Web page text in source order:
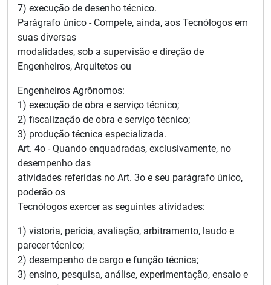
7) execução de desenho técnico.
Parágrafo único - Compete, ainda, aos Tecnólogos em
suas diversas
modalidades, sob a supervisão e direção de
Engenheiros, Arquitetos ou
Engenheiros Agrônomos:
1) execução de obra e serviço técnico;
2) fiscalização de obra e serviço técnico;
3) produção técnica especializada.
Art. 4o - Quando enquadradas, exclusivamente, no
desempenho das
atividades referidas no Art. 3o e seu parágrafo único,
poderão os
Tecnólogos exercer as seguintes atividades:
1) vistoria, perícia, avaliação, arbitramento, laudo e
parecer técnico;
2) desempenho de cargo e função técnica;
3) ensino, pesquisa, análise, experimentação, ensaio e